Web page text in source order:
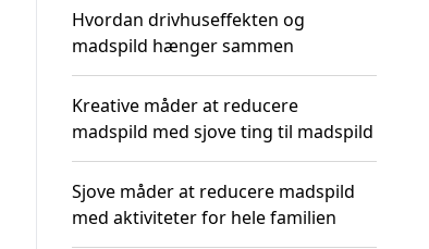
Hvordan drivhuseffekten og
madspild hænger sammen
Kreative måder at reducere
madspild med sjove ting til madspild
Sjove måder at reducere madspild
med aktiviteter for hele familien